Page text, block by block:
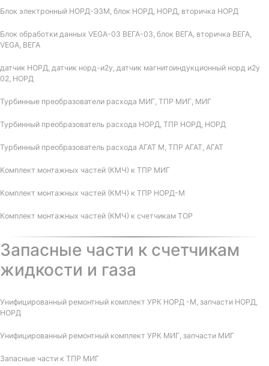
Блок электронный НОРД-Э3М, блок НОРД, НОРД, вторичка НОРД
Блок обработки данных VEGA-03 ВЕГА-03, блок ВЕГА, вторичка ВЕГА,
VEGA, ВЕГА
датчик НОРД, датчик норд-и2у, датчик магнитоиндукционный норд и2у
02, НОРД
Турбинные преобразователи расхода МИГ, ТПР МИГ, МИГ
Турбинный преобразователь расхода НОРД, ТПР НОРД, НОРД
Турбинный преобразователь расхода АГАТ М, ТПР АГАТ, АГАТ
Комплект монтажных частей (КМЧ) к ТПР МИГ
Комплект монтажных частей (КМЧ) к ТПР НОРД-М
Комплект монтажных частей (КМЧ) к счетчикам ТОР
Запасные части к счетчикам
жидкости и газа
Унифицированный ремонтный комплект УРК НОРД -М, запчасти НОРД,
НОРД
Унифицированный ремонтный комплект УРК МИГ, запчасти МИГ
Запасные части к ТПР МИГ